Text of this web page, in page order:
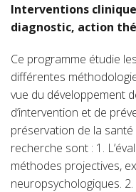
Interventions
diagnostic, action
Ce programme étudie
différentes
vue du développement
d’intervention et de
préservation de la
recherche sont : 1.
méthodes projectives,
neuropsychologiques.